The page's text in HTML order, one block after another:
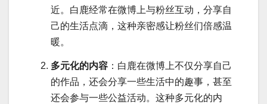
近。白鹿经常在微博上与粉丝互动，分享自
己的生活点滴，这种亲密感让粉丝们倍感温
暖。
多元化的内容 ：白鹿在微博上不仅分享自己
的作品，还会分享一些生活中的趣事，甚至
还会参与一些公益活动。这种多元化的内